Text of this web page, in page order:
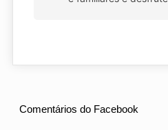
Comentários do Facebook